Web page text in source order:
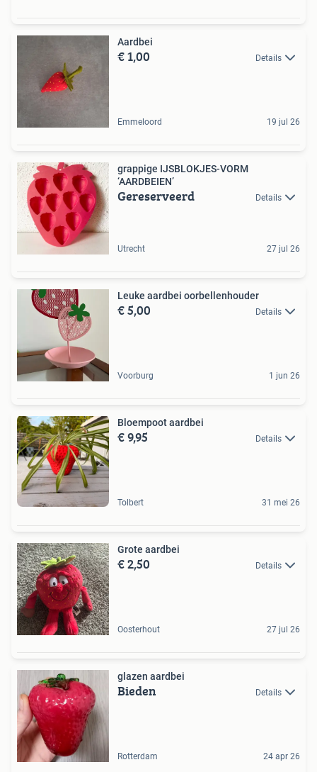
Aardbei
€ 1,00 Details
Emmeloord 19 jul 26
grappige IJSBLOKJES-VORM
‘AARDBEIEN’
Gereserveerd Details
Utrecht 27 jul 26
Leuke aardbei oorbellenhouder
€ 5,00 Details
Voorburg 1 jun 26
Bloempoot aardbei
€ 9,95 Details
Tolbert 31 mei 26
Grote aardbei
€ 2,50 Details
Oosterhout 27 jul 26
glazen aardbei
Bieden Details
Rotterdam 24 apr 26